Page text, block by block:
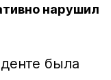
нарушил
была